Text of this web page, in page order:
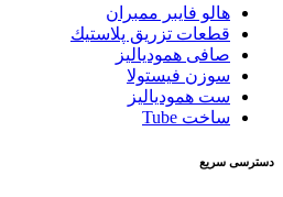
هالو فایبر ممبران
قطعات تزريق پلاستيك
صافی همودیالیز
سوزن فیستولا
ست همودیالیز
ساخت Tube
دسترسی سریع